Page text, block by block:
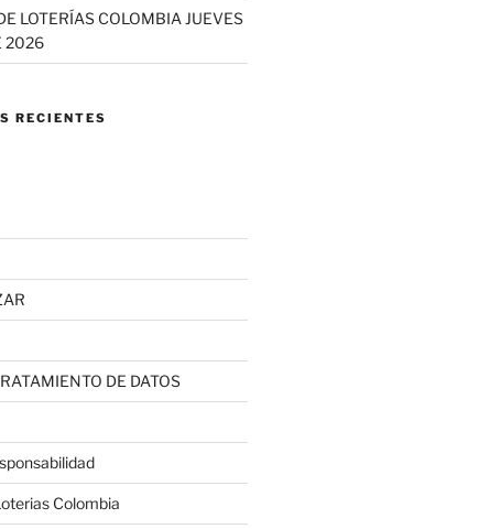
LOTERÍAS COLOMBIA JUEVES
2026
RECIENTES
DE DATOS
Colombia